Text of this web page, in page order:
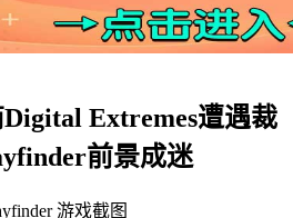
Extremes遭遇裁
前景成迷